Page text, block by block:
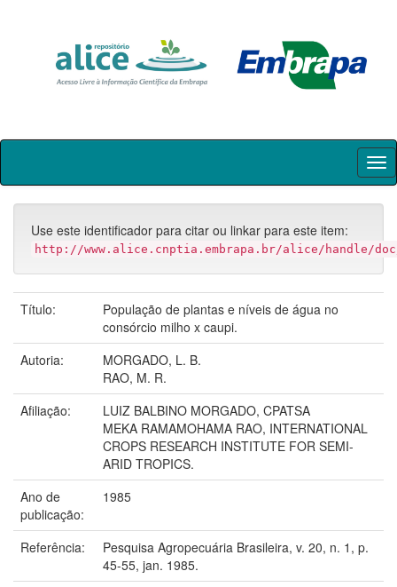
Skip
Use este identificador para citar ou linkar para este item:
http://www.alice.cnptia.embrapa.br/alice/handle/
Título:
População de plantas e níveis de água no
consórcio milho x caupi.
Autoria:
MORGADO, L. B.
RAO, M. R.
Afiliação:
LUIZ BALBINO MORGADO, CPATSA
MEKA RAMAMOHAMA RAO, INTERNATIONAL
CROPS RESEARCH INSTITUTE FOR SEMI-
ARID TROPICS.
Ano de
publicação:
1985
Referência:
Pesquisa Agropecuária Brasileira, v. 20, n. 1, p.
45-55, jan. 1985.